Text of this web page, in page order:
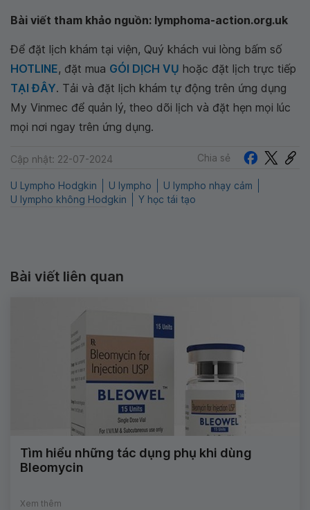
Bài viết tham khảo nguồn: lymphoma-action.org.uk
Để đặt lịch khám tại viện, Quý khách vui lòng bấm số
HOTLINE, đặt mua GÓI DỊCH VỤ hoặc đặt lịch trực tiếp
TẠI ĐÂY. Tải và đặt lịch khám tự động trên ứng dụng
My Vinmec để quản lý, theo dõi lịch và đặt hẹn mọi lúc
mọi nơi ngay trên ứng dụng.
Cập nhật: 22-07-2024 Chia sẻ
U Lympho Hodgkin U lympho
U lympho nhạy cảm
U lympho không Hodgkin
Y học tái tạo
Bài viết liên quan
Tìm hiểu những tác dụng phụ khi dùng
Bleomycin
Xem thêm